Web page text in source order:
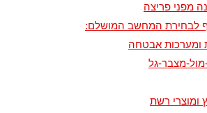
מפני פריצה
לבחירת המחשב המושלם:
ומערכות אבטחה
מול-מצבר-גל
ומוצרי רשת